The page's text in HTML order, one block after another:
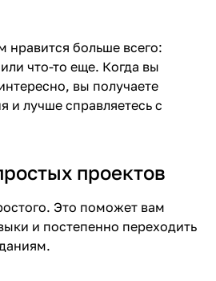
нравится больше всего:
что-то еще. Когда вы
вы получаете
и лучше справляетесь с
проектов
Это поможет вам
и постепенно переходить